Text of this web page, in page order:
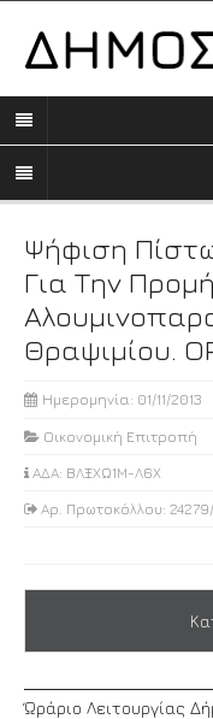
Ψήφιση
Για Την
Θραψιμίου.
Ημερομηνία: 01/11/2013
Οικονομική Επιτροπή
ΑΔΑ: ΒΛΞΧΩ1Μ-Λ6Χ
Αρ. Πρωτοκόλλου:
Ώράριο Λειτουργίας